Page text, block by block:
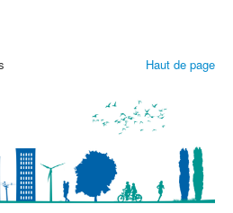
Haut de page